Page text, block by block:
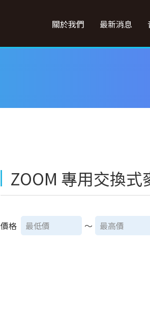
關於我們 最新消息
ZOOM 專用交換
價格 ～